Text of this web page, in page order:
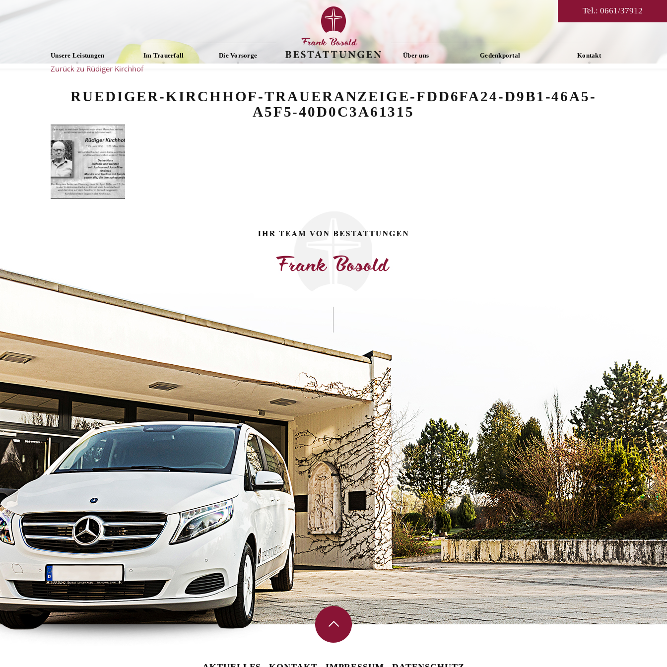
Unsere Leistungen Im Trauerfall Die Vorsorge Über uns Gedenkportal Kontakt
Tel.: 0661/37912
Zurück zu Rüdiger Kirchhof
RUEDIGER-KIRCHHOF-TRAUERANZEIGE-FDD6FA24-D9B1-46A5-
A5F5-40D0C3A61315